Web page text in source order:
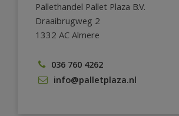
Pallethandel Pallet Plaza B.V.
Draaibrugweg 2
1332 AC Almere
036 760 4262
info@palletplaza.nl